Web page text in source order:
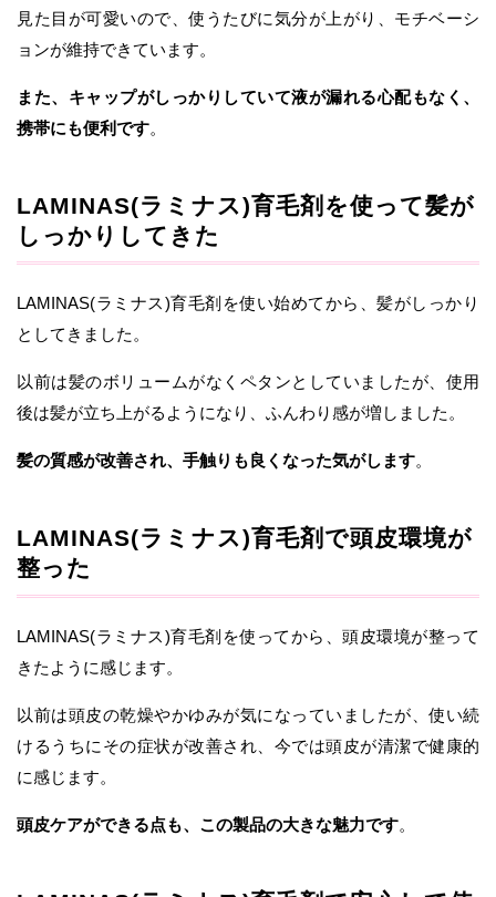
見た目が可愛いので、使うたびに気分が上がり、モチベーシ
ョンが維持できています。
また、キャップがしっかりしていて液が漏れる心配もなく、
携帯にも便利です。
LAMINAS(ラミナス)育毛剤を使って髪が
しっかりしてきた
LAMINAS(ラミナス)育毛剤を使い始めてから、髪がしっかり
としてきました。
以前は髪のボリュームがなくペタンとしていましたが、使用
後は髪が立ち上がるようになり、ふんわり感が増しました。
髪の質感が改善され、手触りも良くなった気がします。
LAMINAS(ラミナス)育毛剤で頭皮環境が
整った
LAMINAS(ラミナス)育毛剤を使ってから、頭皮環境が整って
きたように感じます。
以前は頭皮の乾燥やかゆみが気になっていましたが、使い続
けるうちにその症状が改善され、今では頭皮が清潔で健康的
に感じます。
頭皮ケアができる点も、この製品の大きな魅力です。